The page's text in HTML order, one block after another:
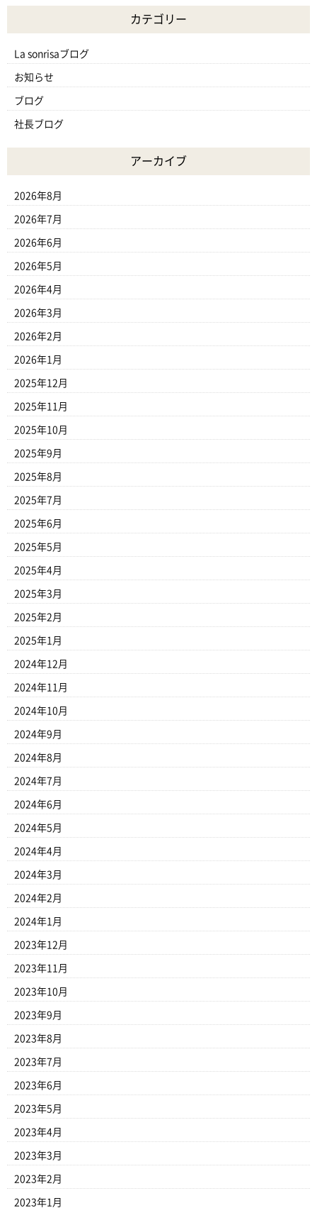
カテゴリー
La sonrisaブログ
お知らせ
ブログ
社長ブログ
アーカイブ
2026年8月
2026年7月
2026年6月
2026年5月
2026年4月
2026年3月
2026年2月
2026年1月
2025年12月
2025年11月
2025年10月
2025年9月
2025年8月
2025年7月
2025年6月
2025年5月
2025年4月
2025年3月
2025年2月
2025年1月
2024年12月
2024年11月
2024年10月
2024年9月
2024年8月
2024年7月
2024年6月
2024年5月
2024年4月
2024年3月
2024年2月
2024年1月
2023年12月
2023年11月
2023年10月
2023年9月
2023年8月
2023年7月
2023年6月
2023年5月
2023年4月
2023年3月
2023年2月
2023年1月